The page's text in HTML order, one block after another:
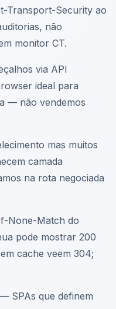
Transport-Security ao
não
monitor CT.
via API
ideal para
— não vendemos
mas muitos
camada
na rota negociada
None-Match do
pode mostrar 200
cache veem 304;
SPAs que definem